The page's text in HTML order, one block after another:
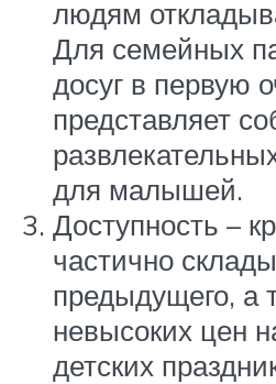
людям
Для семейных
досуг в первую
представляет
для малышей.
Доступность –
частично
предыдущего, а
невысоких цен
детских